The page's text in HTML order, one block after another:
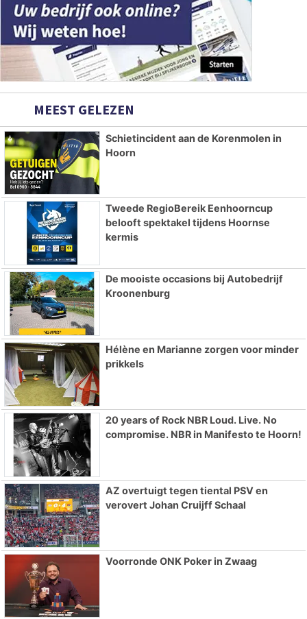
MEEST GELEZEN
Schietincident aan de Korenmolen in
Hoorn
Tweede RegioBereik Eenhoorncup
belooft spektakel tijdens Hoornse
kermis
De mooiste occasions bij Autobedrijf
Kroonenburg
Hélène en Marianne zorgen voor minder
prikkels
20 years of Rock NBR Loud. Live. No
compromise. NBR in Manifesto te Hoorn!
AZ overtuigt tegen tiental PSV en
verovert Johan Cruijff Schaal
Voorronde ONK Poker in Zwaag